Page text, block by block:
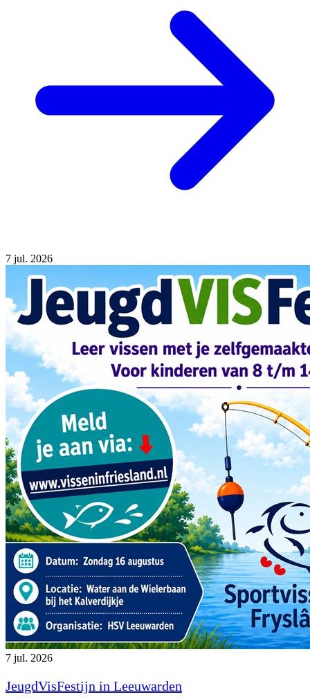
7 jul. 2026
7 jul. 2026
JeugdVisFestijn in Leeuwarden